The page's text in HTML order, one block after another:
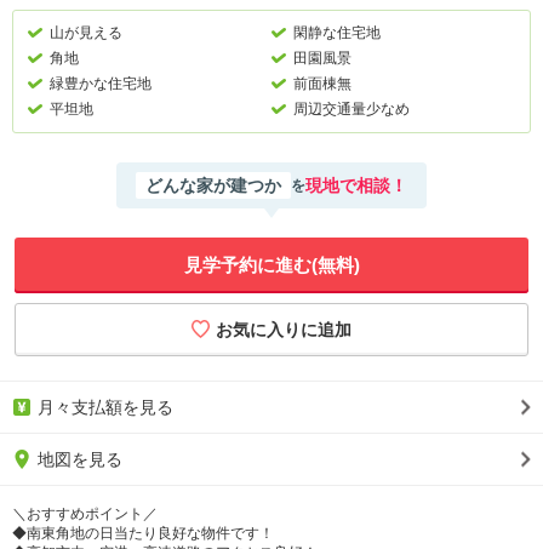
山が見える
閑静な住宅地
角地
田園風景
緑豊かな住宅地
前面棟無
平坦地
周辺交通量少なめ
どんな家が建つか を現地で相談！
見学予約に進む(無料)
月々支払額を見る
地図を見る
＼おすすめポイント／
◆南東角地の日当たり良好な物件です！